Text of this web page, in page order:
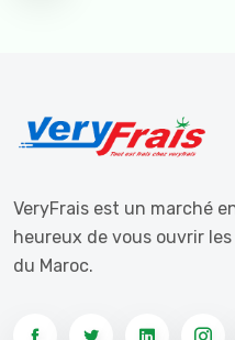
VeryFrais est un marché
heureux de vous ouvrir
du Maroc.